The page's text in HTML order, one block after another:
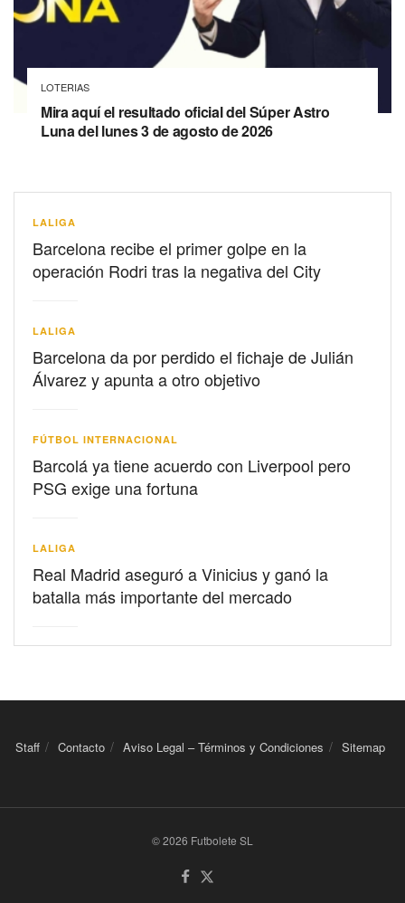
LOTERIAS
Mira aquí el resultado oficial del Súper Astro
Luna del lunes 3 de agosto de 2026
LALIGA
Barcelona recibe el primer golpe en la
operación Rodri tras la negativa del City
LALIGA
Barcelona da por perdido el fichaje de Julián
Álvarez y apunta a otro objetivo
FÚTBOL INTERNACIONAL
Barcolá ya tiene acuerdo con Liverpool pero
PSG exige una fortuna
LALIGA
Real Madrid aseguró a Vinicius y ganó la
batalla más importante del mercado
Staff Contacto Aviso Legal – Términos y Condiciones Sitemap
© 2026 Futbolete SL